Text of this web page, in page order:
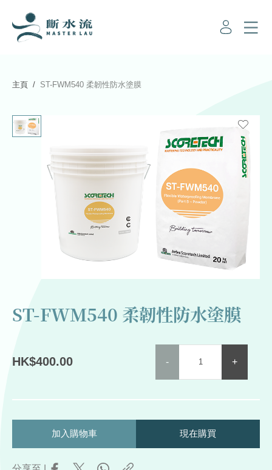
主頁 ST-FWM540 柔韌性防水塗膜
ST-FWM540 柔韌性防水塗膜
HK$400.00 -
FWM540
柔
水
+
加入購物車 現在購買